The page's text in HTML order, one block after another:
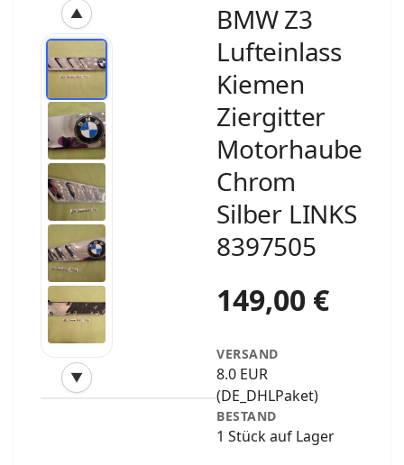
▲
▼
‹
BMW Z3
Lufteinlass
Ki​emen
Ziergitter
Motorhaube
Chrom
Silber LINKS
8397505
149,00 €
VERSAND
8.0 EUR
(DE_DHLPaket)
BESTAND
1 Stück auf Lager